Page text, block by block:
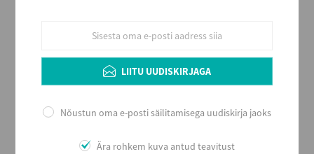
0,75
Kogus kastis
EAN
Serveerimine
LIITU UUDISKIRJAGA
Nõustun oma e-posti säilitamisega uudiskirja jaoks
Ära rohkem kuva antud teavitust